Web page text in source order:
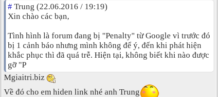
# Trung (22.06.2016 / 19:19)
Xin chào các bạn,
Tình hình là forum đang bị "Penalty" từ Google vì trước đó
bị 1 cảnh báo nhưng mình không để ý, đến khi phát hiện
khắc phục thì đã quá trễ. Hiện tại, không biết khi nào được
gỡ "P
Mgiaitri.biz
Về đó cho em hiden link nhé anh Trung